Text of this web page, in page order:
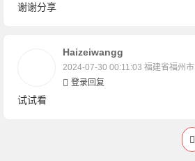
谢谢分享
Haizeiwangg
2024-07-30 00:11:03 福建省福州市
登录回复
试试看